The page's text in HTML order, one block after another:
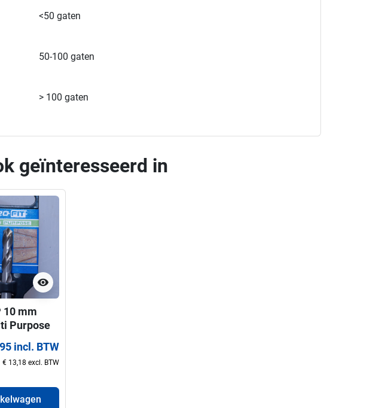
<50 gaten
50-100 gaten
> 100 gaten
geïnteresseerd in
visibility
10 mm
Purpose
32-
incl. BTW
€ 13,18 excl. BTW